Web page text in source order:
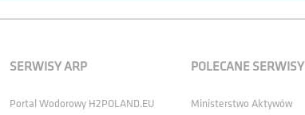
SERWISY ARP
Portal Wodorowy H2POLAND.EU
POLECANE SERWISY
Ministerstwo Aktywów